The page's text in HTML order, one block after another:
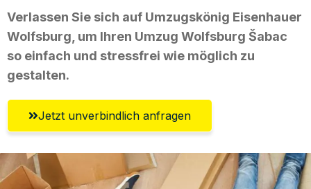
Verlassen Sie sich auf Umzugskönig Eisenhauer
Wolfsburg, um Ihren Umzug Wolfsburg Šabac
so einfach und stressfrei wie möglich zu
gestalten.
Jetzt unverbindlich anfragen